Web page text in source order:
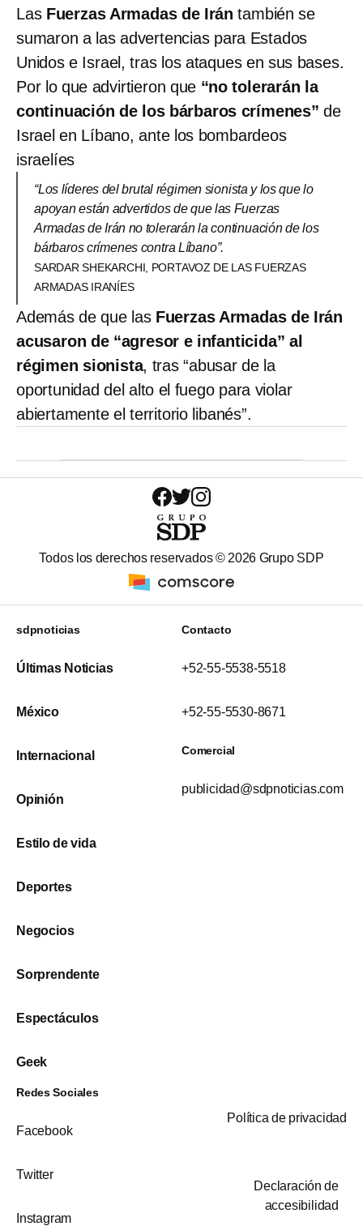
Las Fuerzas Armadas de Irán también se
sumaron a las advertencias para Estados
Unidos e Israel, tras los ataques en sus bases.
Por lo que advirtieron que “no tolerarán la
continuación de los bárbaros crímenes” de
Israel en Líbano, ante los bombardeos
israelíes
“Los líderes del brutal régimen sionista y los que lo
apoyan están advertidos de que las Fuerzas
Armadas de Irán no tolerarán la continuación de los
bárbaros crímenes contra Líbano”.
SARDAR SHEKARCHI, PORTAVOZ DE LAS FUERZAS
ARMADAS IRANÍES
Además de que lasFuerzas Armadas de Irán
acusaron de “agresor e infanticida” al
régimen sionista, tras “abusar de la
oportunidad del alto el fuego para violar
abiertamente el territorio libanés”.
Todos los derechos reservados © 2026 Grupo SDP
sdpnoticias
Últimas Noticias
México
Internacional
Opinión
Estilo de vida
Deportes
Negocios
Sorprendente
Espectáculos
Geek
Contacto
+52-55-5538-5518
+52-55-5530-8671
Comercial
publicidad@sdpnoticias.com
Redes Sociales
Facebook
Twitter
Instagram
Política de privacidad
Declaración de
accesibilidad